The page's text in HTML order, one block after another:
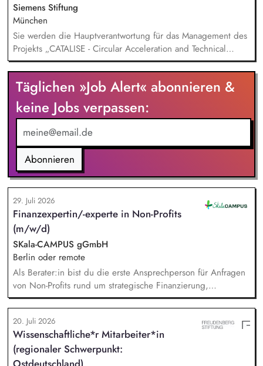
Siemens Stiftung
München
Sie werden die Hauptverantwortung für das Management des
Projekts „CATALISE - Circular Acceleration and Technical
Assistance for Local Innovation and Sustainable Enterprises
Täglichen »Job Alert« abonnieren &
keine Jobs verpassen:
Abonnieren
29. Juli 2026
Finanzexpertin/-experte in Non-Profits
(m/w/d)
SKala-CAMPUS gGmbH
Berlin oder remote
Als Berater:in bist du die erste Ansprechperson für Anfragen
von Non-Profits rund um strategische Finanzierung,
Finanzmanagement und Fundraising. Dabei entwickelst du
den gesamten Prozess von der Anfrage über
Angebotserstellung bis zur eigenverantwortlichen Umsetzung.
Auf Basis der jeweiligen Herausforderungen entwickelst du
passgenaue Beratungsprozesse und berätst Organisationen zu
zentralen Fragen ihrer finanziellen Steuerung und
20. Juli 2026
Wissenschaftliche*r Mitarbeiter*in
(regionaler Schwerpunkt: